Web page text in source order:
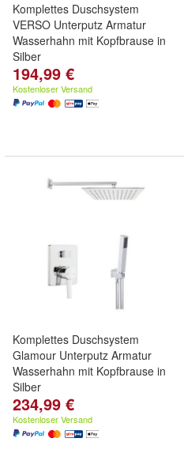
Komplettes Duschsystem
VERSO Unterputz Armatur
Wasserhahn mit Kopfbrause in
Silber
194,99 €
Kostenloser Versand
Komplettes Duschsystem
Glamour Unterputz Armatur
Wasserhahn mit Kopfbrause in
Silber
234,99 €
Kostenloser Versand